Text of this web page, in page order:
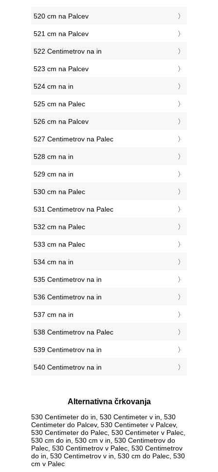
520 cm na Palcev
521 cm na Palcev
522 Centimetrov na in
523 cm na Palcev
524 cm na in
525 cm na Palec
526 cm na Palcev
527 Centimetrov na Palec
528 cm na in
529 cm na in
530 cm na Palec
531 Centimetrov na Palec
532 cm na Palec
533 cm na Palec
534 cm na in
535 Centimetrov na in
536 Centimetrov na in
537 cm na in
538 Centimetrov na Palec
539 Centimetrov na in
540 Centimetrov na in
Alternativna črkovanja
530 Centimeter do in, 530 Centimeter v in, 530
Centimeter do Palcev, 530 Centimeter v Palcev,
530 Centimeter do Palec, 530 Centimeter v Palec,
530 cm do in, 530 cm v in, 530 Centimetrov do
Palec, 530 Centimetrov v Palec, 530 Centimetrov
do in, 530 Centimetrov v in, 530 cm do Palec, 530
cm v Palec